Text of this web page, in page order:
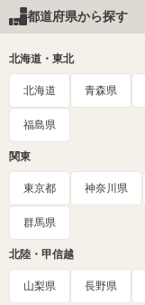
都道府県から探す
北海道・東北
北海道 青森県
福島県
関東
東京都 神奈川県
群馬県
北陸・甲信越
山梨県 長野県